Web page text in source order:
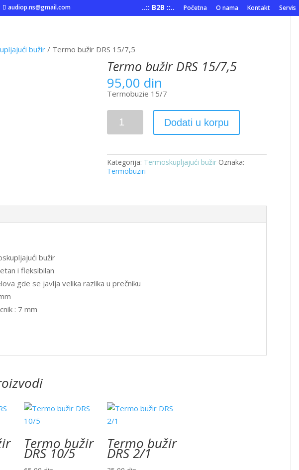
audiop.ns@gmail.com ..:: B2B ::.. Početna O nama Kontakt Servis
bužir/ Termo bužir DRS 15/7,5
Termo bužir DRS 15/7,5
95,00 din
Termobuzie 15/7
Termo
bužir
DRS
Dodati u korpu
Kategorija: Termoskupljajući bužir Oznaka:
Termobuziri
bužir
i fleksibilan
gde se javlja velika razlika u prečniku
: 7 mm
Termo bužir
DRS 10/5
Termo bužir
DRS 2/1